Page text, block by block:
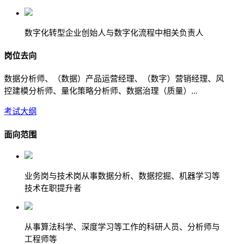
数字化转型企业创始人与数字化流程中相关负责人
岗位去向
数据分析师、（数据）产品运营经理、（数字）营销经理、风
控建模分析师、量化策略分析师、数据治理（质量）...
考试大纲
面向范围
业务岗与技术岗从事数据分析、数据挖掘、机器学习等
技术在职提升者
从事算法科学、深度学习等工作的科研人员、分析师与
工程师等